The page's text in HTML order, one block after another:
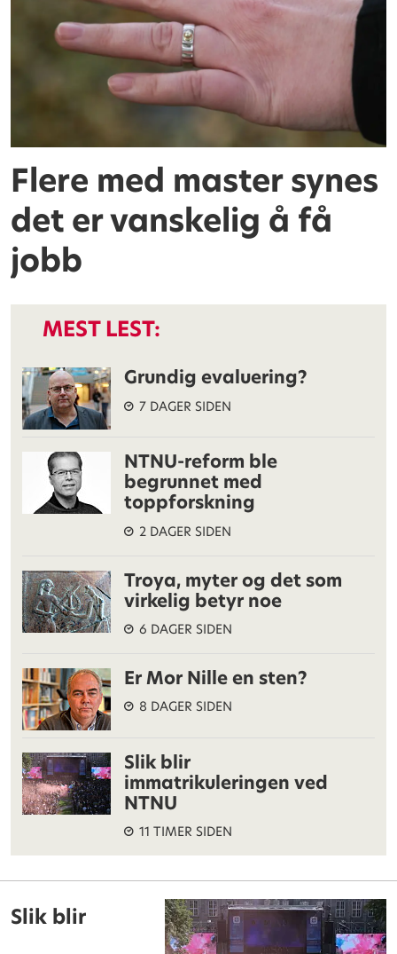
Flere med master synes
det er vanskelig å få
jobb
MEST LEST:
Grundig evaluering?
7 DAGER SIDEN
NTNU-reform ble
begrunnet med
toppforskning
2 DAGER SIDEN
Troya, myter og det som
virkelig betyr noe
6 DAGER SIDEN
Er Mor Nille en sten?
8 DAGER SIDEN
Slik blir
immatrikuleringen ved
NTNU
11 TIMER SIDEN
Slik blir